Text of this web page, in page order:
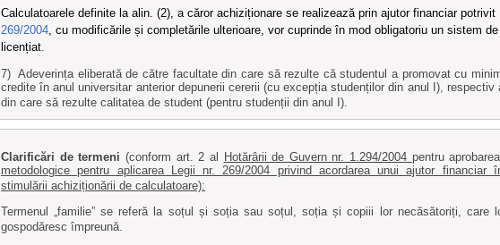
Calculatoarele definite la alin. (2), a căror achiziționare se realizează prin ajutor financiar potrivit
269/2004, cu modificările și completările ulterioare, vor cuprinde în mod obligatoriu un sistem de
licențiat.
7) Adeverința eliberată de către facultate din care să rezulte că studentul a promovat cu
credite în anul universitar anterior depunerii cererii (cu excepția studenților din anul I), respectiv
din care să rezulte calitatea de student (pentru studenții din anul I).
Clarificări de termeni (conform art. 2 al Hotărârii de Guvern nr. 1.294/2004 pentru aprobarea
metodologice pentru aplicarea Legii nr. 269/2004 privind acordarea unui ajutor financiar
stimulării achiziționării de calculatoare):
Termenul „familie” se referă la soțul și soția sau soțul, soția și copiii lor necăsătoriți, care
gospodăresc împreună.